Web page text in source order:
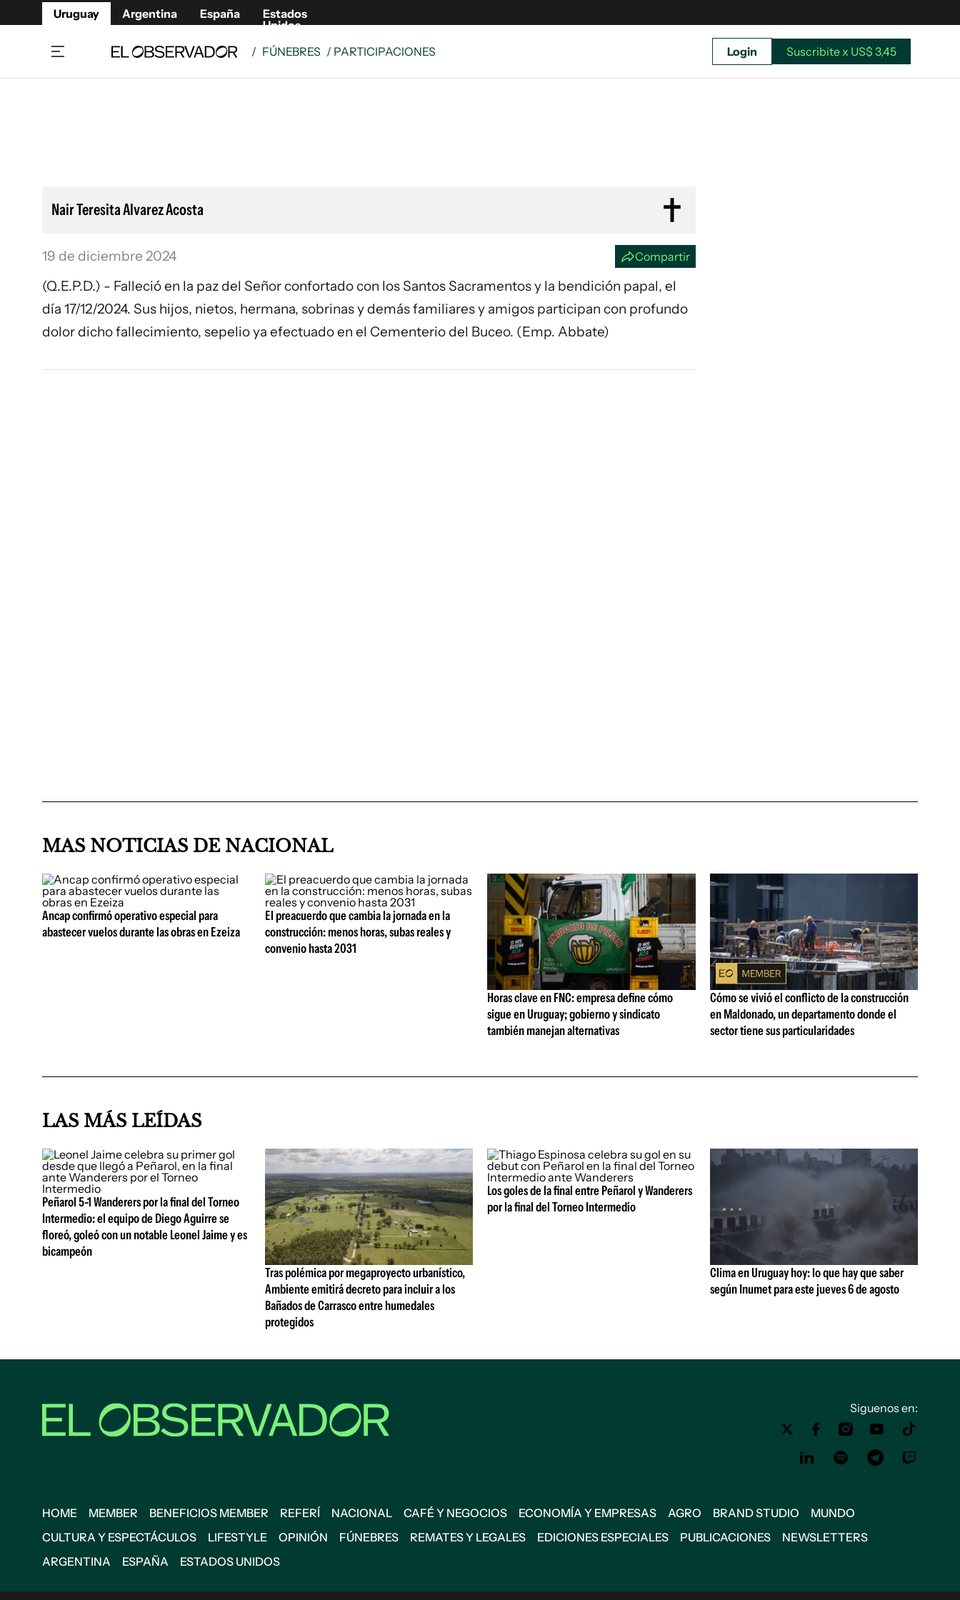
Uruguay Argentina España
Estados
Unidos
Economía y Empresas
Brand Studio
Mundo
Cultura y Espectáculos
Estados Unidos
/ FÚNEBRES / PARTICIPACIONES Login Suscribite x US$ 3,45
Nair Teresita Alvarez Acosta
19 de diciembre 2024 Compartir
(Q.E.P.D.) - Falleció en la paz del Señor confortado con los Santos Sacramentos y la bendición papal, el
día 17/12/2024. Sus hijos, nietos, hermana, sobrinas y demás familiares y amigos participan con profundo
dolor dicho fallecimiento, sepelio ya efectuado en el Cementerio del Buceo. (Emp. Abbate)
MAS NOTICIAS DE NACIONAL
Ancap confirmó operativo especial para
abastecer vuelos durante las obras en Ezeiza
El preacuerdo que cambia la jornada en la
construcción: menos horas, subas reales y
convenio hasta 2031
Horas clave en FNC: empresa define cómo
sigue en Uruguay; gobierno y sindicato
también manejan alternativas
Cómo se vivió el conflicto de la construcción
en Maldonado, un departamento donde el
sector tiene sus particularidades
LAS MÁS LEÍDAS
Peñarol 5-1 Wanderers por la final del Torneo
Intermedio: el equipo de Diego Aguirre se
floreó, goleó con un notable Leonel Jaime y es
bicampeón
Tras polémica por megaproyecto urbanístico,
Ambiente emitirá decreto para incluir a los
Bañados de Carrasco entre humedales
protegidos
Los goles de la final entre Peñarol y Wanderers
por la final del Torneo Intermedio
Clima en Uruguay hoy: lo que hay que saber
según Inumet para este jueves 6 de agosto
Siguenos en:
HOME MEMBER BENEFICIOS MEMBER REFERÍ NACIONAL CAFÉ Y NEGOCIOS ECONOMÍA Y EMPRESAS AGRO BRAND STUDIO
MUNDO
CULTURA Y ESPECTÁCULOS
LIFESTYLE OPINIÓN FÚNEBRES REMATES Y LEGALES EDICIONES ESPECIALES PUBLICACIONES
NEWSLETTERS
ARGENTINA
ESPAÑA ESTADOS UNIDOS